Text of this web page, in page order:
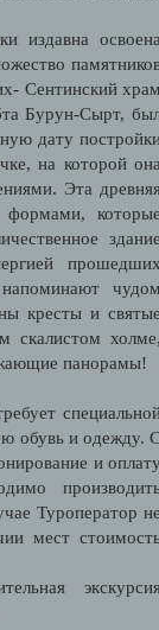
издавна
Сентинский
Бурун-Сырт,
дату
на которой
Эта
формами,
кресты и
скалистом
панорамы!
обувь и одежду.
и
Туроператор
мест